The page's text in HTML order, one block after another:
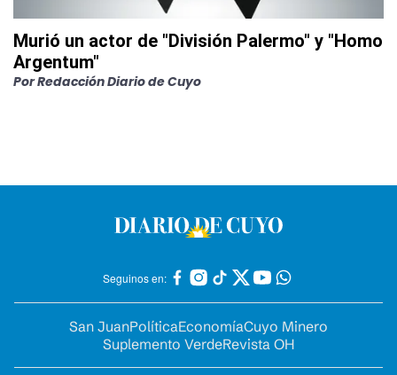
Murió un actor de "División Palermo" y "Homo
Argentum"
PorRedacción Diario de Cuyo
Seguinos en:
San JuanPolíticaEconomíaCuyo Minero
Suplemento VerdeRevista OH